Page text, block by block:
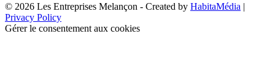
© 2026 Les Entreprises Melançon - Created by HabitaMédia |
Privacy Policy
Gérer le consentement aux cookies